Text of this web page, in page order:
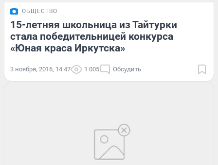
ОБЩЕСТВО
15-летняя школьница из Тайтурки
стала победительницей конкурса
«Юная краса Иркутска»
3 ноября, 2016, 14:47 1 005 Обсудить